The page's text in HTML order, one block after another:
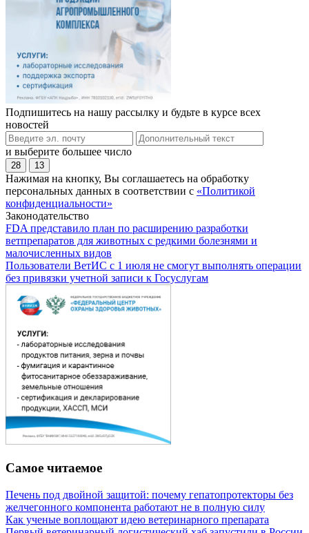
Подпишитесь на нашу рассылку и будьте в курсе всех
новостей
и выберите большее число
28 13
Нажимая на кнопку, Вы соглашаетесь на обработку
персональных данных в соответствии с «Политикой
конфиденциальности»
Законодательство
FDA представило план по расширению разработки
ветпрепаратов для животных с редкими болезнями и
малочисленных видов
Пользователи ВетИС с 1 июля не смогут выполнять операции
без привязки учетной записи к Госуслугам
Самое читаемое
Печень под двойной защитой: почему гепатопротекторы без
желчегонного компонента работают не в полную силу
Как ученые воплощают идею ветеринарного препарата